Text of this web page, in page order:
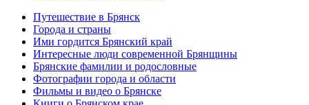
Путешествие в Брянск
Города и страны
Ими гордится Брянский край
Интересные люди современной Брянщины
Брянские фамилии и родословные
Фотографии города и области
Фильмы и видео о Брянске